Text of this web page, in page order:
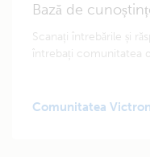
Bază de
Scanați întrebările și
întrebați comunitatea
Comunitatea Victron